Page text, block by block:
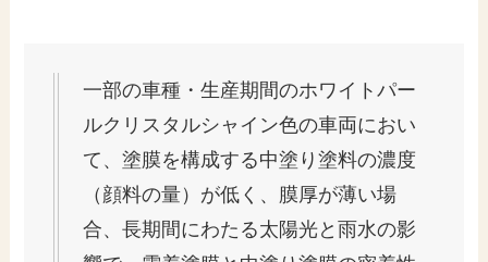
一部の車種・生産期間のホワイトパー
ルクリスタルシャイン色の車両におい
て、塗膜を構成する中塗り塗料の濃度
（顔料の量）が低く、膜厚が薄い場
合、長期間にわたる太陽光と雨水の影